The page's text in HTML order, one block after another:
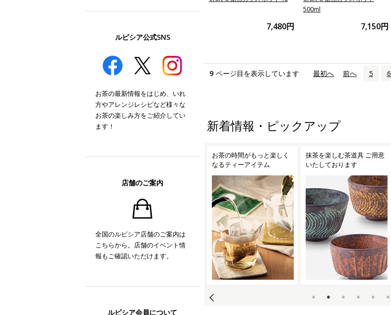
7,480円
500ml
7,150円
9 ページ目を表示しています 最初へ 前へ 5 6
新着情報・ピックアップ
ルピシアオリジナル ティー
お茶の時間がもっと楽しく
抹茶を楽しむ茶道具 ご用意
いたしております
万能茶器・蓋碗（がいわ
ん）で手軽に楽しむ台湾茶
ルピシア公式SNS
お茶の最新情報をはじめ、いれ
方やアレンジレシピなど様々な
お茶の楽しみ方をご紹介してい
ます！
店舗のご案内
全国のルピシア店舗のご案内は
こちらから。店舗のイベント情
報もご確認いただけます。
ルピシア会員について